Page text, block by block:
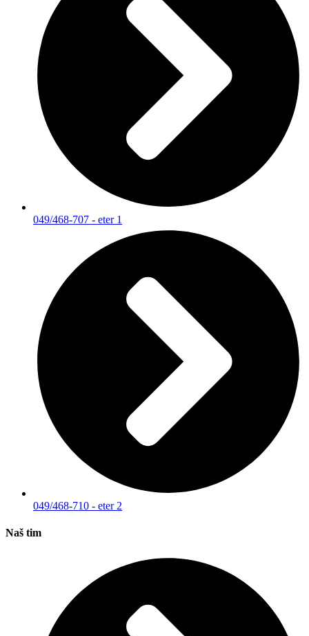
049/468-707 - eter 1
049/468-710 - eter 2
Naš tim